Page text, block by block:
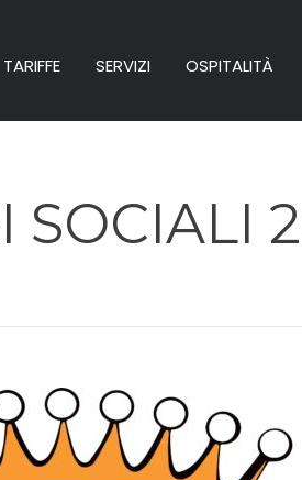
TARIFFE SERVIZI OSPITALITÀ
SOCIALI